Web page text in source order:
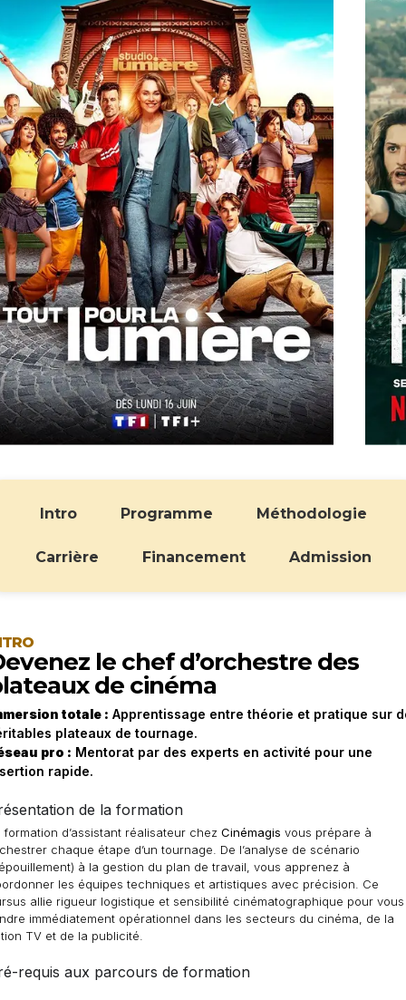
Intro Programme Méthodologie
Carrière Financement Admission
le chef d’orchestre des
de cinéma
totale : Apprentissage entre théorie et pratique sur
plateaux de tournage.
pro : Mentorat par des experts en activité pour une
rapide.
de la formation
formation d’assistant réalisateur chez Cinémagis vous prépare à
chaque étape d’un tournage. De l’analyse de scénario
à la gestion du plan de travail, vous apprenez à
les équipes techniques et artistiques avec précision. Ce
allie rigueur logistique et sensibilité cinématographique pour vous
immédiatement opérationnel dans les secteurs du cinéma, de la
TV et de la publicité.
requis aux parcours de formation